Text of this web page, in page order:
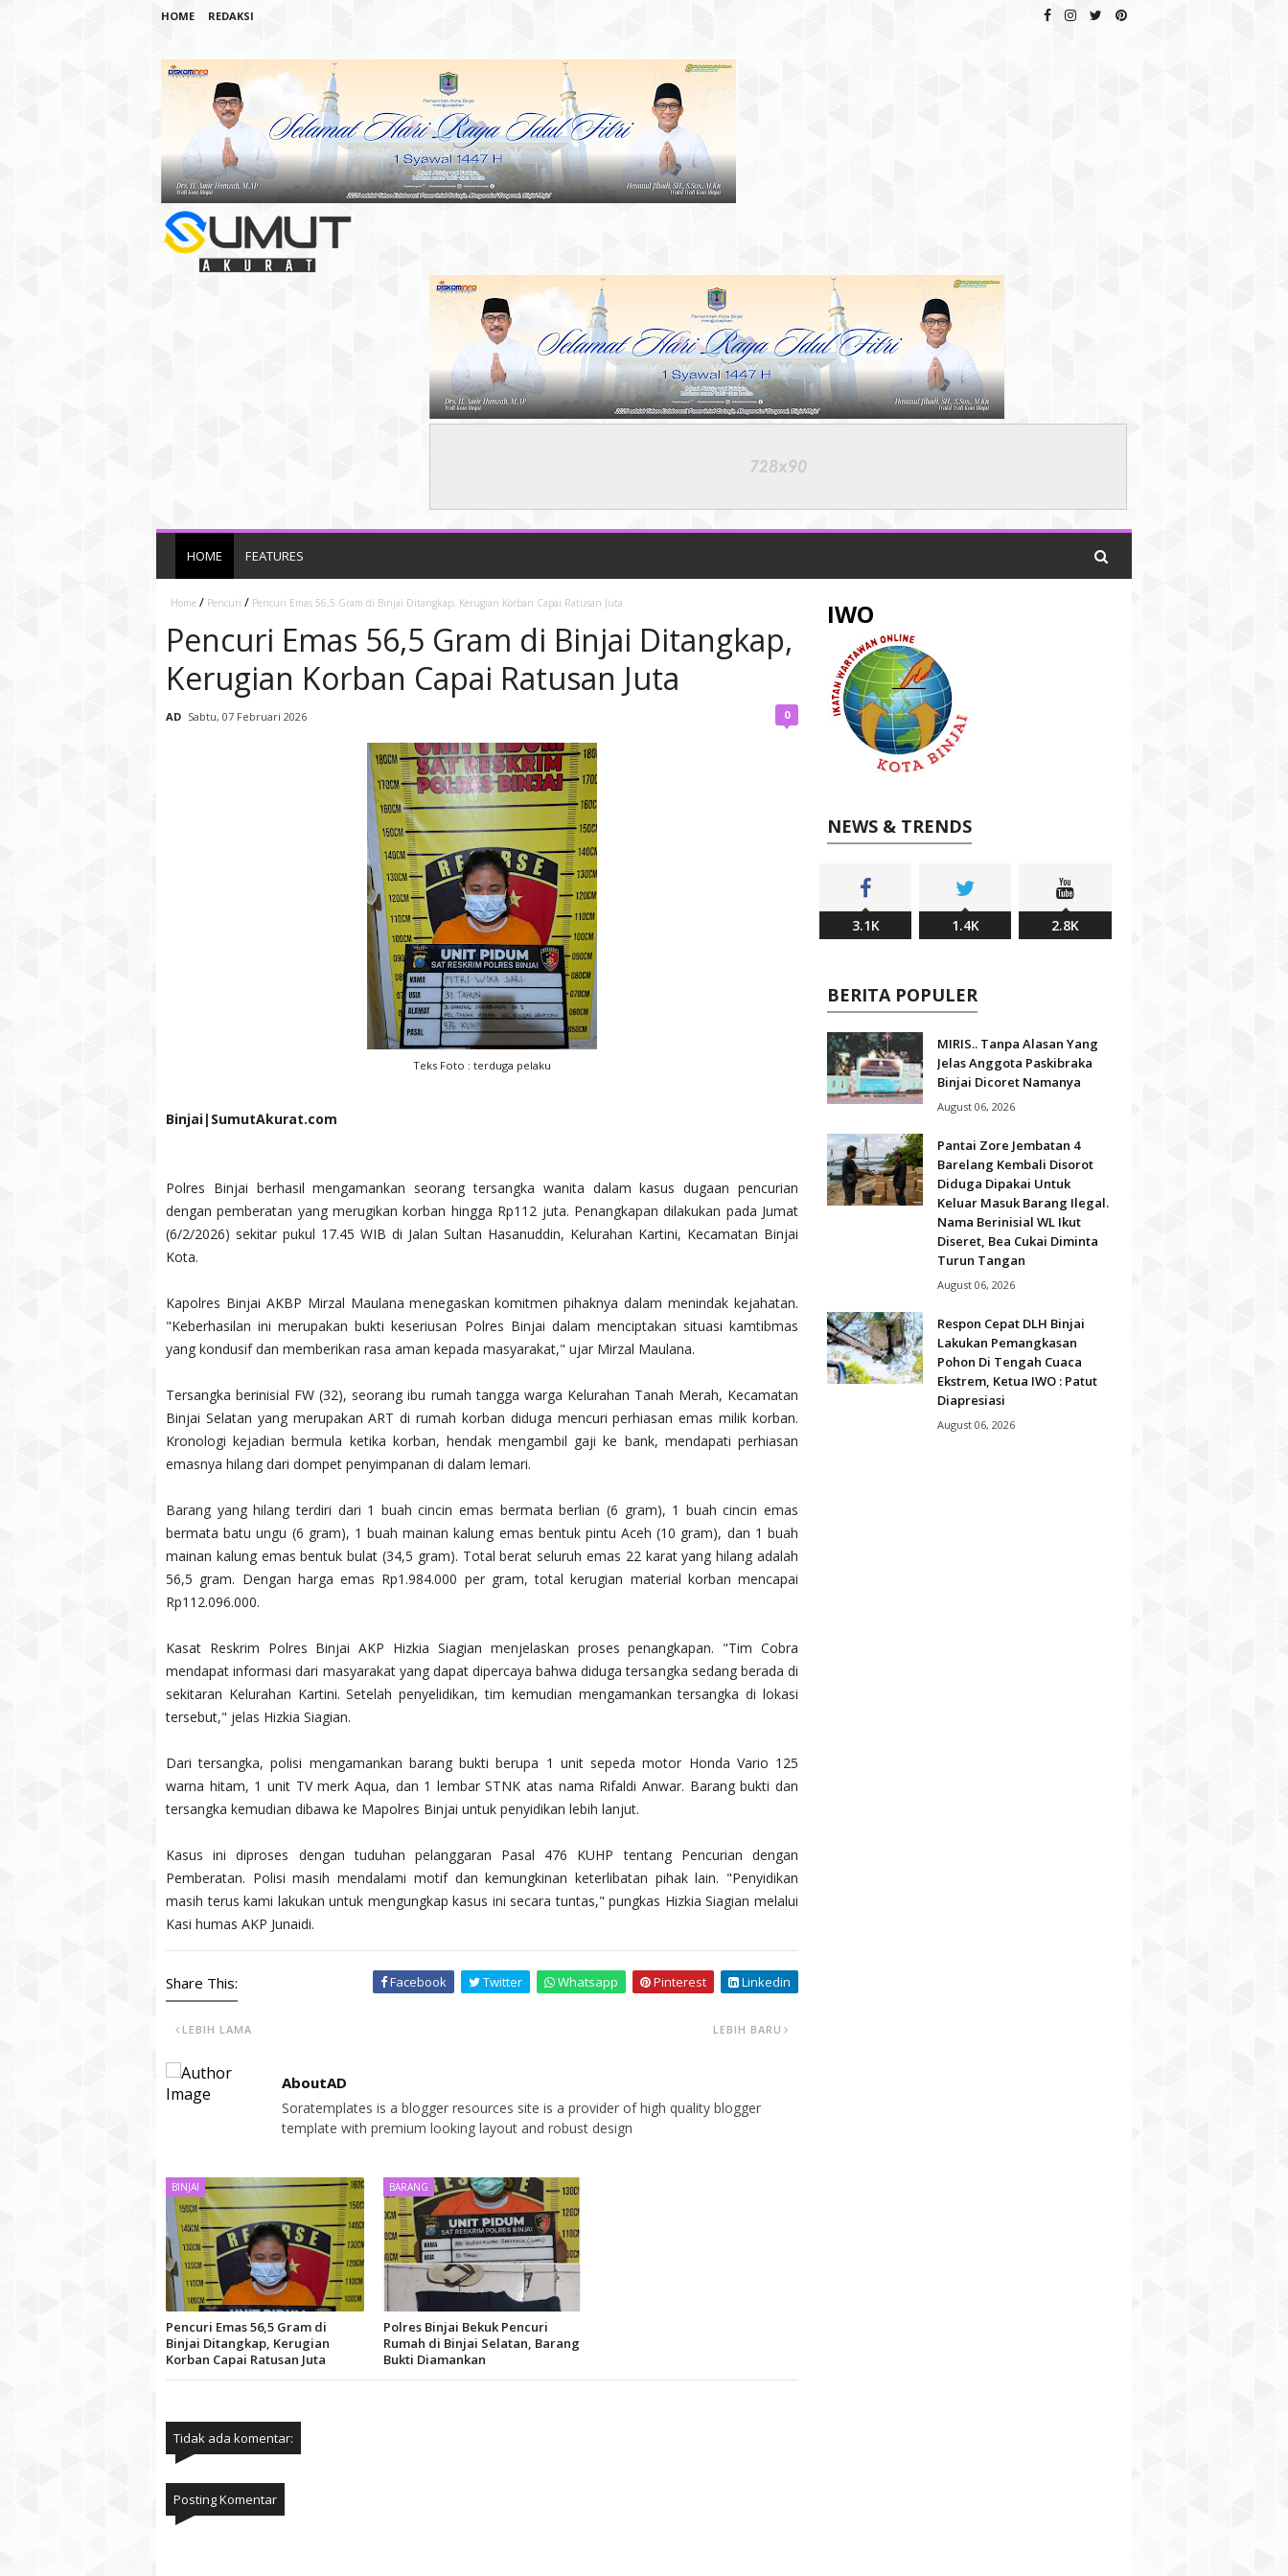
HOME REDAKSI
HOME FEATURES
Home / Pencuri / Pencuri Emas 56,5 Gram di Binjai Ditangkap, Kerugian Korban Capai Ratusan Juta
Pencuri Emas 56,5 Gram di Binjai Ditangkap,
Kerugian Korban Capai Ratusan Juta
AD Sabtu, 07 Februari 2026 0
Teks Foto : terduga pelaku
Binjai|SumutAkurat.com
Polres Binjai berhasil mengamankan seorang tersangka wanita dalam kasus dugaan pencurian
dengan pemberatan yang merugikan korban hingga Rp112 juta. Penangkapan dilakukan pada Jumat
(6/2/2026) sekitar pukul 17.45 WIB di Jalan Sultan Hasanuddin, Kelurahan Kartini, Kecamatan Binjai
Kota.
Kapolres Binjai AKBP Mirzal Maulana menegaskan komitmen pihaknya dalam menindak kejahatan.
"Keberhasilan ini merupakan bukti keseriusan Polres Binjai dalam menciptakan situasi kamtibmas
yang kondusif dan memberikan rasa aman kepada masyarakat," ujar Mirzal Maulana.
Tersangka berinisial FW (32), seorang ibu rumah tangga warga Kelurahan Tanah Merah, Kecamatan
Binjai Selatan yang merupakan ART di rumah korban diduga mencuri perhiasan emas milik korban.
Kronologi kejadian bermula ketika korban, hendak mengambil gaji ke bank, mendapati perhiasan
emasnya hilang dari dompet penyimpanan di dalam lemari.
Barang yang hilang terdiri dari 1 buah cincin emas bermata berlian (6 gram), 1 buah cincin emas
bermata batu ungu (6 gram), 1 buah mainan kalung emas bentuk pintu Aceh (10 gram), dan 1 buah
mainan kalung emas bentuk bulat (34,5 gram). Total berat seluruh emas 22 karat yang hilang adalah
56,5 gram. Dengan harga emas Rp1.984.000 per gram, total kerugian material korban mencapai
Rp112.096.000.
Kasat Reskrim Polres Binjai AKP Hizkia Siagian menjelaskan proses penangkapan. "Tim Cobra
mendapat informasi dari masyarakat yang dapat dipercaya bahwa diduga tersangka sedang berada di
sekitaran Kelurahan Kartini. Setelah penyelidikan, tim kemudian mengamankan tersangka di lokasi
tersebut," jelas Hizkia Siagian.
Dari tersangka, polisi mengamankan barang bukti berupa 1 unit sepeda motor Honda Vario 125
warna hitam, 1 unit TV merk Aqua, dan 1 lembar STNK atas nama Rifaldi Anwar. Barang bukti dan
tersangka kemudian dibawa ke Mapolres Binjai untuk penyidikan lebih lanjut.
Kasus ini diproses dengan tuduhan pelanggaran Pasal 476 KUHP tentang Pencurian dengan
Pemberatan. Polisi masih mendalami motif dan kemungkinan keterlibatan pihak lain. "Penyidikan
masih terus kami lakukan untuk mengungkap kasus ini secara tuntas," pungkas Hizkia Siagian melalui
Kasi humas AKP Junaidi.
Share This: Facebook Twitter Whatsapp Pinterest Linkedin
LEBIH BARU
LEBIH LAMA
AboutAD
Soratemplates is a blogger resources site is a provider of high quality blogger
template with premium looking layout and robust design
BINJAI
Pencuri Emas 56,5 Gram di
Binjai Ditangkap, Kerugian
Korban Capai Ratusan Juta
BARANG
Polres Binjai Bekuk Pencuri
Rumah di Binjai Selatan, Barang
Bukti Diamankan
Tidak ada komentar:
Posting Komentar
IWO
NEWS & TRENDS
3.1K 1.4K 2.8K
BERITA POPULER
MIRIS.. Tanpa Alasan Yang
Jelas Anggota Paskibraka
Binjai Dicoret Namanya
August 06, 2026
Pantai Zore Jembatan 4
Barelang Kembali Disorot
Diduga Dipakai Untuk
Keluar Masuk Barang Ilegal.
Nama Berinisial WL Ikut
Diseret, Bea Cukai Diminta
Turun Tangan
August 06, 2026
Respon Cepat DLH Binjai
Lakukan Pemangkasan
Pohon Di Tengah Cuaca
Ekstrem, Ketua IWO : Patut
Diapresiasi
August 06, 2026